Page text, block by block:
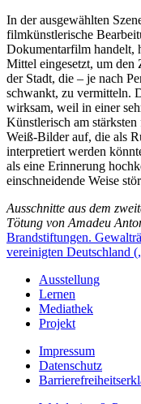
In der ausgewählten
filmkünstlerische
Dokumentarfilm handelt,
Mittel eingesetzt, um den
der Stadt, die – je nach
schwankt, zu vermitteln.
wirksam, weil in einer
Künstlerisch am
Weiß-Bilder auf, die als
interpretiert werden
als eine Erinnerung
einschneidende Weise
Ausschnitte aus dem
Tötung von Amadeu
Brandstiftungen.
vereinigten Deutschland
Ausstellung
Lernen
Mediathek
Projekt
Impressum
Datenschutz